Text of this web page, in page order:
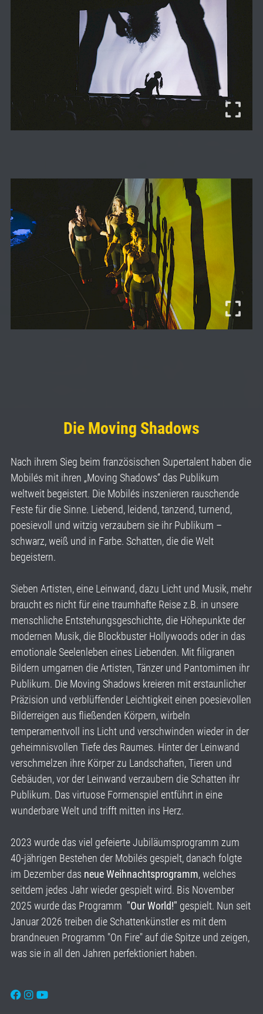
Die Moving Shadows
Nach ihrem Sieg beim französischen Supertalent haben die
Mobilés mit ihren „Moving Shadows“ das Publikum
weltweit begeistert. Die Mobilés inszenieren rauschende
Feste für die Sinne. Liebend, leidend, tanzend, turnend,
poesievoll und witzig verzaubern sie ihr Publikum –
schwarz, weiß und in Farbe. Schatten, die die Welt
begeistern.
Sieben Artisten, eine Leinwand, dazu Licht und Musik, mehr
braucht es nicht für eine traumhafte Reise z.B. in unsere
menschliche Entstehungsgeschichte, die Höhepunkte der
modernen Musik, die Blockbuster Hollywoods oder in das
emotionale Seelenleben eines Liebenden. Mit filigranen
Bildern umgarnen die Artisten, Tänzer und Pantomimen ihr
Publikum. Die Moving Shadows kreieren mit erstaunlicher
Präzision und verblüffender Leichtigkeit einen poesievollen
Bilderreigen aus fließenden Körpern, wirbeln
temperamentvoll ins Licht und verschwinden wieder in der
geheimnisvollen Tiefe des Raumes. Hinter der Leinwand
verschmelzen ihre Körper zu Landschaften, Tieren und
Gebäuden, vor der Leinwand verzaubern die Schatten ihr
Publikum. Das virtuose Formenspiel entführt in eine
wunderbare Welt und trifft mitten ins Herz.
2023 wurde das viel gefeierte Jubiläumsprogramm zum
40-jährigen Bestehen der Mobilés gespielt, danach folgte
im Dezember das neue Weihnachtsprogramm, welches
seitdem jedes Jahr wieder gespielt wird. Bis November
2025 wurde das Programm "Our World!" gespielt. Nun seit
Januar 2026 treiben die Schattenkünstler es mit dem
brandneuen Programm "On Fire" auf die Spitze und zeigen,
was sie in all den Jahren perfektioniert haben.